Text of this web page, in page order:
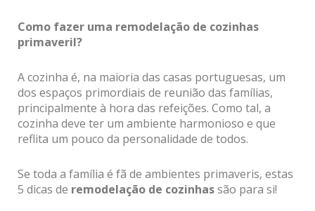
Como fazer uma remodelação de cozinhas
primaveril?
A cozinha é, na maioria das casas portuguesas, um
dos espaços primordiais de reunião das famílias,
principalmente à hora das refeições. Como tal, a
cozinha deve ter um ambiente harmonioso e que
reflita um pouco da personalidade de todos.
Se toda a família é fã de ambientes primaveris, estas
5 dicas de remodelação de cozinhassão para si!